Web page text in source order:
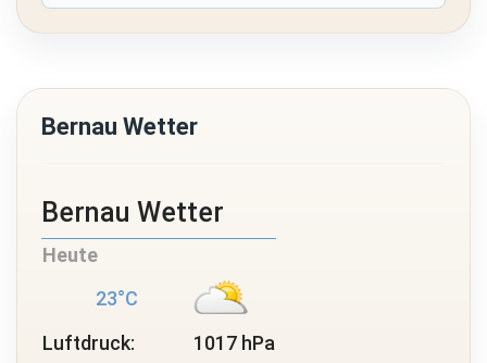
Bitte beachten Sie die veränderten
Sprechzeiten der Praxis von Frau
Bitte informieren Sie sich hier auf
unserer Webseite unter
Bernau Wetter
Bernau Wetter
Heute
23°C
Luftdruck:
1017 hPa